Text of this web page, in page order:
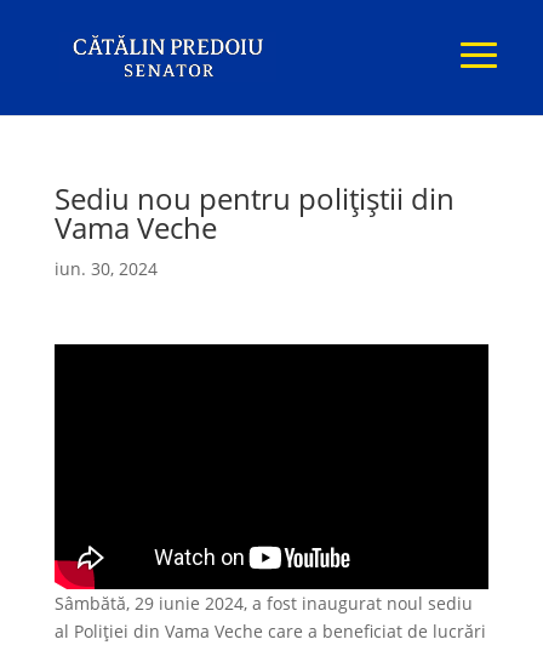
Sediu nou pentru polițiștii din
Vama Veche
iun. 30, 2024
Sâmbătă, 29 iunie 2024, a fost inaugurat noul sediu
al Poliției din Vama Veche care a beneficiat de lucrări